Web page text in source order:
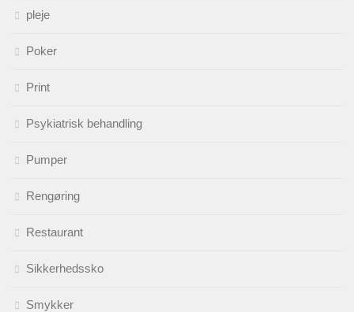
pleje
Poker
Print
Psykiatrisk behandling
Pumper
Rengøring
Restaurant
Sikkerhedssko
Smykker